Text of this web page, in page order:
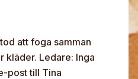
att foga samman
kläder. Ledare: Inga
post till Tina